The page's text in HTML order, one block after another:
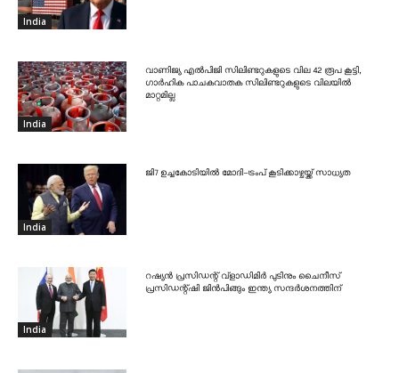
India
India
വാണിജ്യ എൽപിജി സിലിണ്ടറുകളുടെ വില 42 രൂപ കൂട്ടി,
ഗാർഹിക പാചകവാതക സിലിണ്ടറുകളുടെ വിലയിൽ
മാറ്റമില്ല
India
ജി7 ഉച്ചകോടിയിൽ മോദി-ട്രംപ് കൂടിക്കാഴ്ചയ്ക്ക് സാധ്യത
India
റഷ്യൻ പ്രസിഡന്റ് വ്‌ളാഡിമിർ പുടിനും ചൈനീസ്
പ്രസിഡന്റ്ഷി ജിൻപിങ്ങും ഇന്ത്യ സന്ദർശനത്തിന്